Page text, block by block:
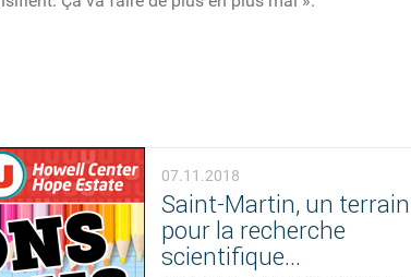
07.11.2018
Saint-Martin, un terrain
pour la recherche
scientifique...